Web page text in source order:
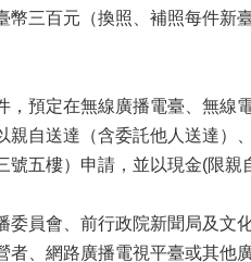
幣三百元（換照、補照每件新
，預定在無線廣播電臺、無
親自送達（含委託他人送達）
號五樓）申請，並以現金(限
委員會、前行政院新聞局及
者、網路廣播電視平臺或其他